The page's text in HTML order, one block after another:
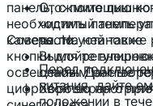
панель, с помощью
необходимый
камере. На ней
кнопки для
освещения. Данные
цифровой экран с
Отожмите
чистить панель
части.
Вымойте
слабым
Хорошо
Советы по установке
Перед
питания, дайте
положении в